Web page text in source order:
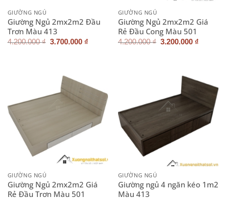
GIƯỜNG NGỦ
Giường Ngủ 2mx2m2 Đầu
Trơn Màu 413
4.200.000₫ Giá
3.700.000 ₫
GIƯỜNG NGỦ
Giường Ngủ 2mx2m2 Giá
Rẻ Đầu Cong Màu 501
4.200.000₫ Giá
3.200.000 ₫
GIƯỜNG NGỦ
Giường Ngủ 2mx2m2 Giá
Rẻ Đầu Trơn Màu 501
GIƯỜNG NGỦ
Giường ngủ 4 ngăn kéo 1m2
Màu 413